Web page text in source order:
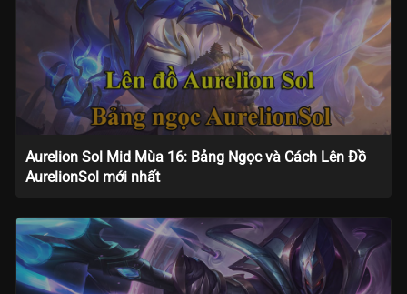
Aurelion Sol Mid Mùa 16: Bảng Ngọc và Cách Lên Đồ
AurelionSol mới nhất